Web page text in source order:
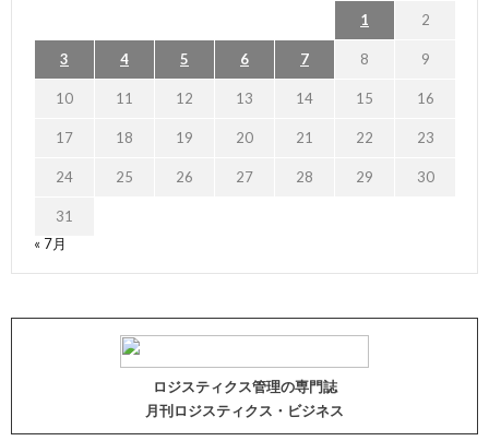
1 2
3 4 5 6 7 8 9
10 11 12 13 14 15 16
17 18 19 20 21 22 23
24 25 26 27 28 29 30
31
« 7月
ロジスティクス管理の専門誌
月刊ロジスティクス・ビジネス